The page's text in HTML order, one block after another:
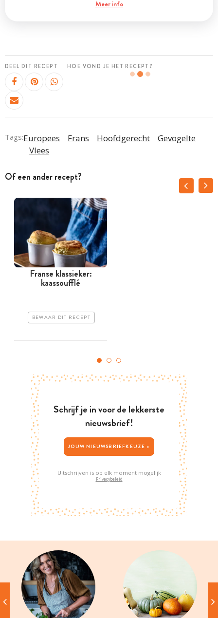
Meer info
DEEL DIT RECEPT HOE VOND JE HET RECEPT?
Tags:Europees Frans Hoofdgerecht
Gevogelte
Vlees
Of een ander recept?
Franse klassieker:
kaassoufflé
BEWAAR DIT RECEPT
Schrijf je in voor de lekkerste
nieuwsbrief!
JOUW NIEUWSBRIEFKEUZE >
Uitschrijven is op elk moment mogelijk
Privacybeleid